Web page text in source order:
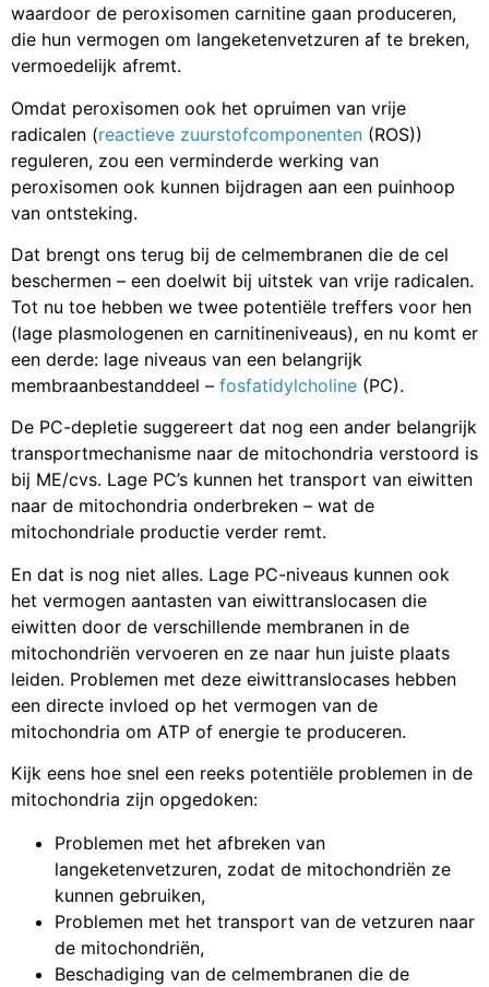
waardoor de peroxisomen carnitine gaan produceren,
die hun vermogen om langeketenvetzuren af te breken,
vermoedelijk afremt.
Omdat peroxisomen ook het opruimen van vrije
radicalen (reactieve zuurstofcomponenten (ROS))
reguleren, zou een verminderde werking van
peroxisomen ook kunnen bijdragen aan een puinhoop
van ontsteking.
Dat brengt ons terug bij de celmembranen die de cel
beschermen – een doelwit bij uitstek van vrije radicalen.
Tot nu toe hebben we twee potentiële treffers voor hen
(lage plasmologenen en carnitineniveaus), en nu komt er
een derde: lage niveaus van een belangrijk
membraanbestanddeel – fosfatidylcholine (PC).
De PC-depletie suggereert dat nog een ander belangrijk
transportmechanisme naar de mitochondria verstoord is
bij ME/cvs. Lage PC’s kunnen het transport van eiwitten
naar de mitochondria onderbreken – wat de
mitochondriale productie verder remt.
En dat is nog niet alles. Lage PC-niveaus kunnen ook
het vermogen aantasten van eiwittranslocasen die
eiwitten door de verschillende membranen in de
mitochondriën vervoeren en ze naar hun juiste plaats
leiden. Problemen met deze eiwittranslocases hebben
een directe invloed op het vermogen van de
mitochondria om ATP of energie te produceren.
Kijk eens hoe snel een reeks potentiële problemen in de
mitochondria zijn opgedoken:
Problemen met het afbreken van
langeketenvetzuren, zodat de mitochondriën ze
kunnen gebruiken,
Problemen met het transport van de vetzuren naar
de mitochondriën,
Beschadiging van de celmembranen die de